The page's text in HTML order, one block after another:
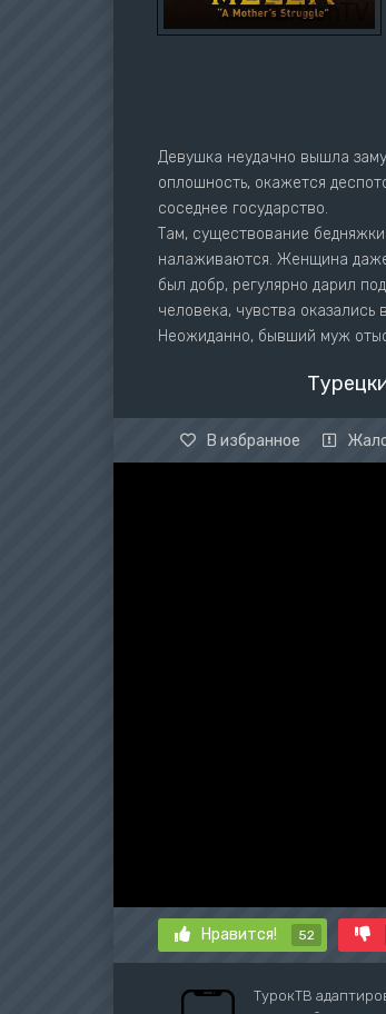
Девушка неудачно вышла
оплошность, окажется
соседнее государство.
Там, существование
налаживаются. Женщина
был добр, регулярно дарил
человека, чувства оказались
Неожиданно, бывший муж
В избранное
Нравится! 52
ТурокТВ